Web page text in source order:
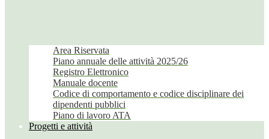
Area Riservata
Piano annuale delle attività 2025/26
Registro Elettronico
Manuale docente
Codice di comportamento e codice disciplinare dei
dipendenti pubblici
Piano di lavoro ATA
Progetti e attività